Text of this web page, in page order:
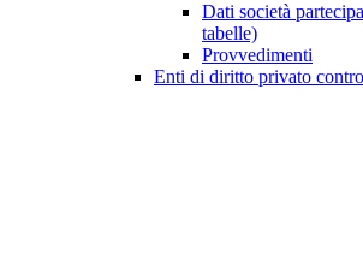
Dati società
tabelle)
Provvedimenti
Enti di diritto privato